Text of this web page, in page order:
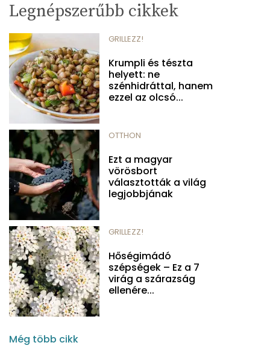
Legnépszerűbb cikkek
GRILLEZZ!
Krumpli és tészta
helyett: ne
szénhidráttal, hanem
ezzel az olcsó...
OTTHON
Ezt a magyar
vörösbort
választották a világ
legjobbjának
GRILLEZZ!
Hőségimádó
szépségek – Ez a 7
virág a szárazság
ellenére...
Még több cikk